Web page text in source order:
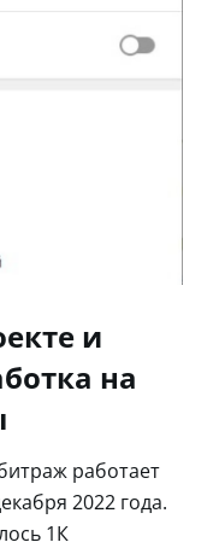
и
на
работает
2022 года.
1К